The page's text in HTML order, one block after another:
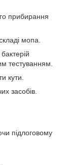
прибирання
мопа.
тестуванням.
кути.
засобів.
підлоговому